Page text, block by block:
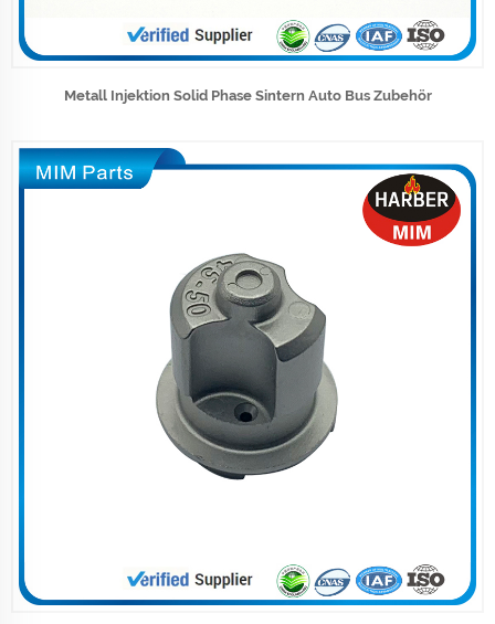
Metall Injektion Solid Phase Sintern Auto Bus Zubehör